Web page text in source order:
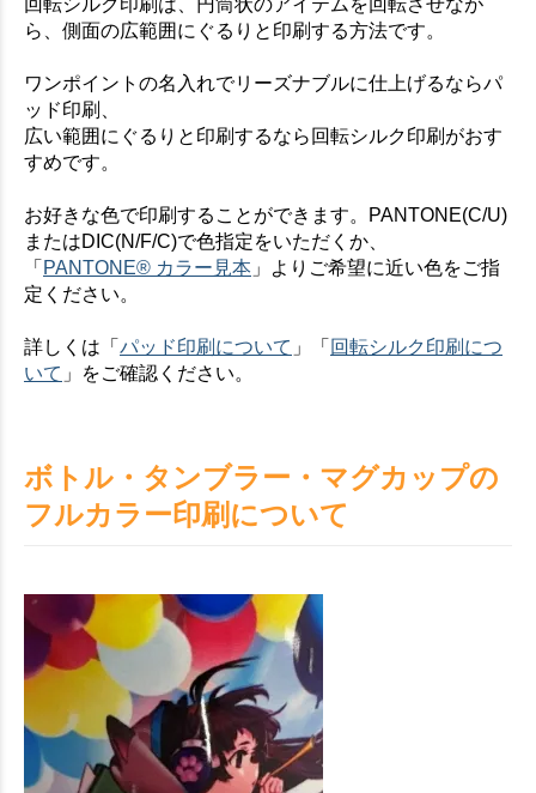
お買い物を続ける カートへ進む
ら、側面の広範囲にぐるりと印刷する方法です。
ワンポイントの名入れでリーズナブルに仕上げるならパ
ッド印刷、
広い範囲にぐるりと印刷するなら回転シルク印刷がおす
すめです。
お好きな色で印刷することができます。PANTONE(C/U)
またはDIC(N/F/C)で色指定をいただくか、
「 PANTONE® カラー見本 」よりご希望に近い色をご指
定ください。
詳しくは「 パッド印刷について 」「 回転シルク印刷につ
いて 」をご確認ください。
ボトル・タンブラー・マグカップの
フルカラー印刷について